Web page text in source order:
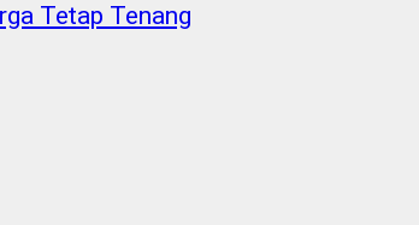
Tetap Tenang